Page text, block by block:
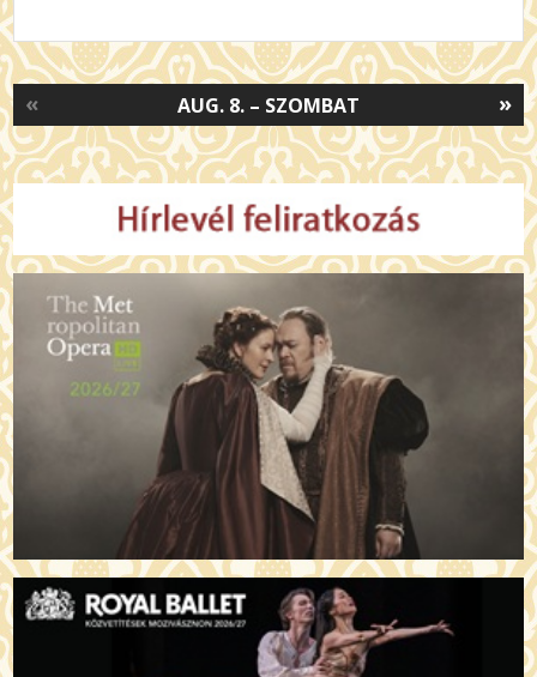
»
AUG. 8. – SZOMBAT
«